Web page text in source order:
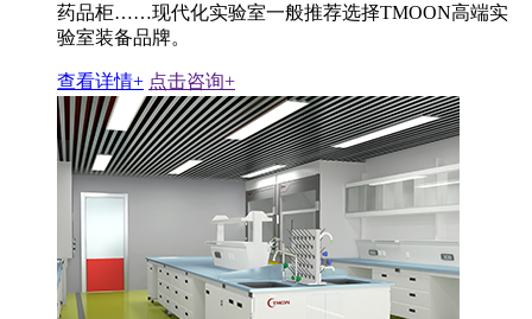
药品柜……现代化实验室一般推荐选择TMOON高端实
验室装备品牌。
查看详情+ 点击咨询+